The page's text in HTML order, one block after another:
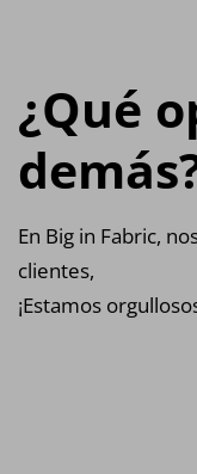
¿Qué
En Big in Fabric,
clientes,
¡Estamos